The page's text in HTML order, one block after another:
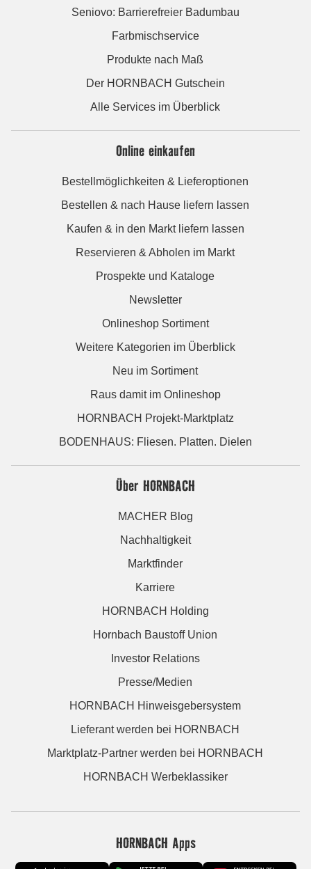
Seniovo: Barrierefreier Badumbau
Farbmischservice
Produkte nach Maß
Der HORNBACH Gutschein
Alle Services im Überblick
Online einkaufen
Bestellmöglichkeiten & Lieferoptionen
Bestellen & nach Hause liefern lassen
Kaufen & in den Markt liefern lassen
Reservieren & Abholen im Markt
Prospekte und Kataloge
Newsletter
Onlineshop Sortiment
Weitere Kategorien im Überblick
Neu im Sortiment
Raus damit im Onlineshop
HORNBACH Projekt-Marktplatz
BODENHAUS: Fliesen. Platten. Dielen
Über HORNBACH
MACHER Blog
Nachhaltigkeit
Marktfinder
Karriere
HORNBACH Holding
Hornbach Baustoff Union
Investor Relations
Presse/Medien
HORNBACH Hinweisgebersystem
Lieferant werden bei HORNBACH
Marktplatz-Partner werden bei HORNBACH
HORNBACH Werbeklassiker
HORNBACH Apps